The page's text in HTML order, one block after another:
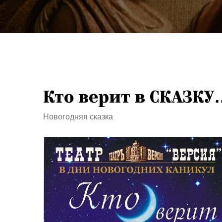
Кто верит в
Новогодняя сказка